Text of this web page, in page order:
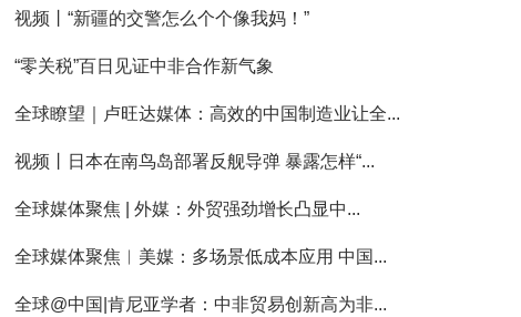
视频丨“新疆的交警怎么个个像我妈！”
“零关税”百日见证中非合作新气象
全球瞭望｜卢旺达媒体：高效的中国制造业让全...
视频丨日本在南鸟岛部署反舰导弹 暴露怎样“...
全球媒体聚焦 | 外媒：外贸强劲增长凸显中...
全球媒体聚焦︱美媒：多场景低成本应用 中国...
全球@中国|肯尼亚学者：中非贸易创新高为非...